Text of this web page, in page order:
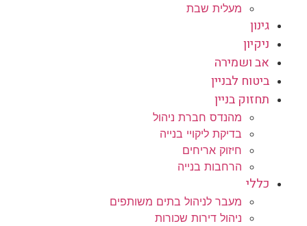
מעלית שבת
גינון
ניקיון
אב ושמירה
ביטוח לבניין
תחזוק בניין
מהנדס חברת ניהול
בדיקת ליקויי בנייה
חיזוק אריחים
הרחבות בנייה
כללי
מעבר לניהול בתים משותפים
ניהול דירות שכורות